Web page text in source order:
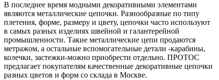
В последнее время модными декоративными элементами
являются металлические цепочки. Разнообразные по типу
плетения, форме, размеру и цвету, цепочки часто используют
в самых разных изделиях швейной и галантерейной
промышленности. Такие металлические цепи продаются
метражом, а остальные вспомогательные детали -карабины,
колечки, застежки-можно приобрести отдельно. ПРОТОС
предлагает покупателям качественные декоративные цепочки
разных цветов и форм со склада в Москве.